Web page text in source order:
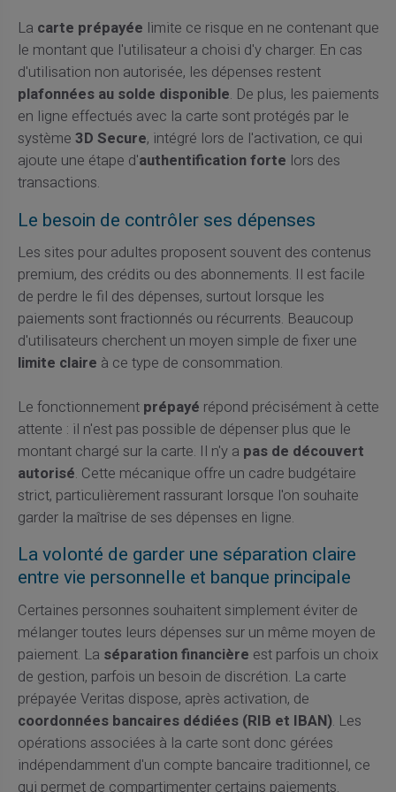
La carte prépayée limite ce risque en ne contenant que
le montant que l'utilisateur a choisi d'y charger. En cas
d'utilisation non autorisée, les dépenses restent
plafonnées au solde disponible. De plus, les paiements
en ligne effectués avec la carte sont protégés par le
système 3D Secure, intégré lors de l'activation, ce qui
ajoute une étape d'authentification forte lors des
transactions.
Le besoin de contrôler ses dépenses
Les sites pour adultes proposent souvent des contenus
premium, des crédits ou des abonnements. Il est facile
de perdre le fil des dépenses, surtout lorsque les
paiements sont fractionnés ou récurrents. Beaucoup
d'utilisateurs cherchent un moyen simple de fixer une
limite claire à ce type de consommation.
Le fonctionnement prépayé répond précisément à cette
attente : il n'est pas possible de dépenser plus que le
montant chargé sur la carte. Il n'y a pas de découvert
autorisé. Cette mécanique offre un cadre budgétaire
strict, particulièrement rassurant lorsque l'on souhaite
garder la maîtrise de ses dépenses en ligne.
La volonté de garder une séparation claire
entre vie personnelle et banque principale
Certaines personnes souhaitent simplement éviter de
mélanger toutes leurs dépenses sur un même moyen de
paiement. La séparation financière est parfois un choix
de gestion, parfois un besoin de discrétion. La carte
prépayée Veritas dispose, après activation, de
coordonnées bancaires dédiées (RIB et IBAN). Les
opérations associées à la carte sont donc gérées
indépendamment d'un compte bancaire traditionnel, ce
qui permet de compartimenter certains paiements.